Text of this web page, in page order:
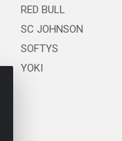
RED BULL
SC JOHNSON
SOFTYS
YOKI